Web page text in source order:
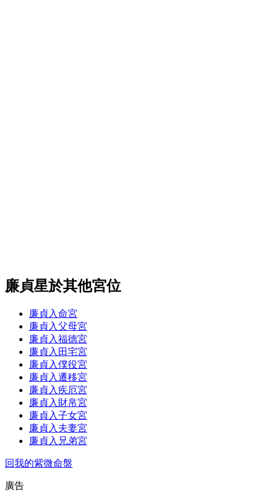
廉貞星於其他宮位
廉貞入命宮
廉貞入父母宮
廉貞入福德宮
廉貞入田宅宮
廉貞入僕役宮
廉貞入遷移宮
廉貞入疾厄宮
廉貞入財帛宮
廉貞入子女宮
廉貞入夫妻宮
廉貞入兄弟宮
回我的紫微命盤
廣告